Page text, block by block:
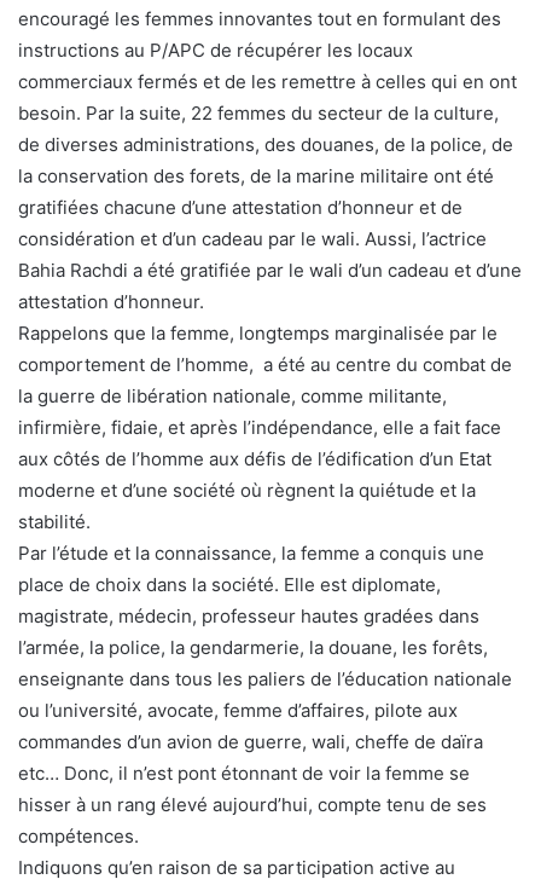
encouragé les femmes innovantes tout en formulant des
instructions au P/APC de récupérer les locaux
commerciaux fermés et de les remettre à celles qui en ont
besoin. Par la suite, 22 femmes du secteur de la culture,
de diverses administrations, des douanes, de la police, de
la conservation des forets, de la marine militaire ont été
gratifiées chacune d’une attestation d’honneur et de
considération et d’un cadeau par le wali. Aussi, l’actrice
Bahia Rachdi a été gratifiée par le wali d’un cadeau et d’une
attestation d’honneur.
Rappelons que la femme, longtemps marginalisée par le
comportement de l’homme, a été au centre du combat de
la guerre de libération nationale, comme militante,
infirmière, fidaie, et après l’indépendance, elle a fait face
aux côtés de l’homme aux défis de l’édification d’un Etat
moderne et d’une société où règnent la quiétude et la
stabilité.
Par l’étude et la connaissance, la femme a conquis une
place de choix dans la société. Elle est diplomate,
magistrate, médecin, professeur hautes gradées dans
l’armée, la police, la gendarmerie, la douane, les forêts,
enseignante dans tous les paliers de l’éducation nationale
ou l’université, avocate, femme d’affaires, pilote aux
commandes d’un avion de guerre, wali, cheffe de daïra
etc… Donc, il n’est pont étonnant de voir la femme se
hisser à un rang élevé aujourd’hui, compte tenu de ses
compétences.
Indiquons qu’en raison de sa participation active au